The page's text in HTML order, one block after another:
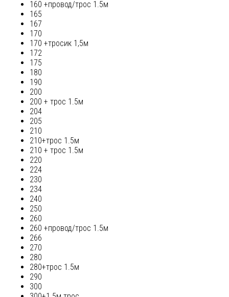
160 +провод/трос 1.5м
165
167
170
170 +тросик 1,5м
172
175
180
190
200
200 + трос 1.5м
204
205
210
210+трос 1.5м
210 + трос 1.5м
220
224
230
234
240
250
260
260 +провод/трос 1.5м
266
270
280
280+трос 1.5м
290
300